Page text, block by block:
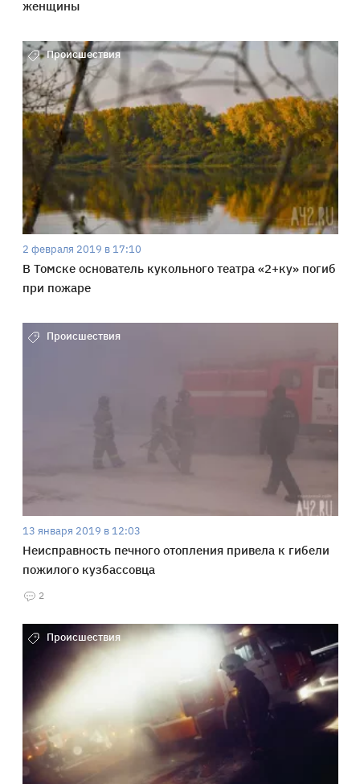
женщины
Происшествия
2 февраля 2019 в 17:10
В Томске основатель кукольного театра «2+ку» погиб
при пожаре
Происшествия
13 января 2019 в 12:03
Неисправность печного отопления привела к гибели
пожилого кузбассовца
2
Происшествия